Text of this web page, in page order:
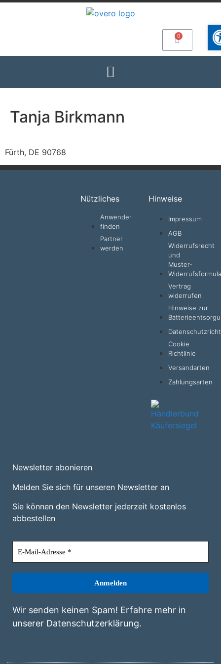
Tanja Birkmann
Fürth, DE 90768
Nützliches
Anwender
finden
Partner
werden
Hinweise
Impressum
AGB
Widerrufsrecht
und
Muster-
Vertrag
widerrufen
Hinweise zur
Cookie
Richtlinie
Versandarten
Zahlungsarten
Newsletter abonieren
Melden Sie sich für unseren Newsletter an
Sie können den Newsletter jederzeit kostenlos
abbestellen
Wir senden keinen Spam! Erfahre mehr in
unserer Datenschutzerklärung.